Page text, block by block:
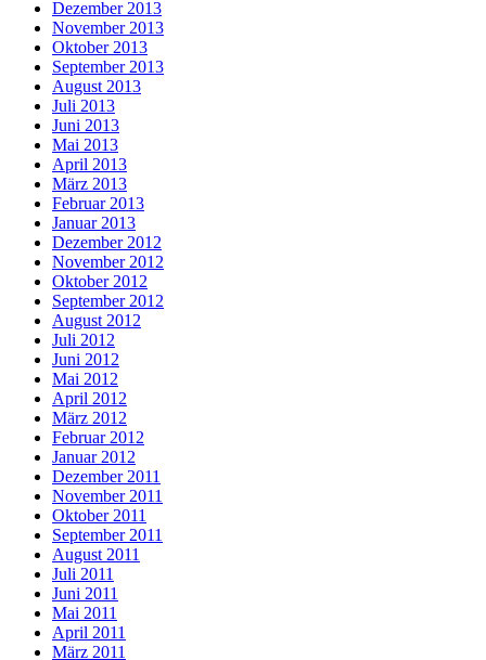
Dezember 2013
November 2013
Oktober 2013
September 2013
August 2013
Juli 2013
Juni 2013
Mai 2013
April 2013
März 2013
Februar 2013
Januar 2013
Dezember 2012
November 2012
Oktober 2012
September 2012
August 2012
Juli 2012
Juni 2012
Mai 2012
April 2012
März 2012
Februar 2012
Januar 2012
Dezember 2011
November 2011
Oktober 2011
September 2011
August 2011
Juli 2011
Juni 2011
Mai 2011
April 2011
März 2011